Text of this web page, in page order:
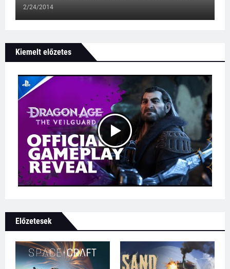
2/24/2014
Kiemelt előzetes
Előzetesek